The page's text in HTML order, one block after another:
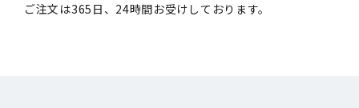
ご注文は365日、24時間お受けしております。